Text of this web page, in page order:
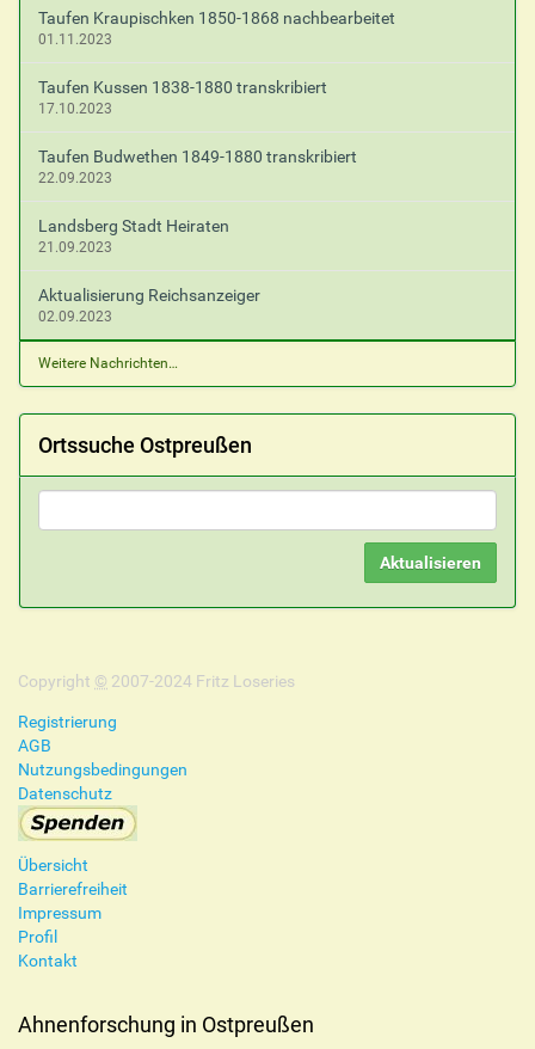
Taufen Kraupischken 1850-1868 nachbearbeitet
01.11.2023
Taufen Kussen 1838-1880 transkribiert
17.10.2023
Taufen Budwethen 1849-1880 transkribiert
22.09.2023
Landsberg Stadt Heiraten
21.09.2023
Aktualisierung Reichsanzeiger
02.09.2023
Weitere Nachrichten…
Ortssuche Ostpreußen
Copyright © 2007-2024 Fritz Loseries
Registrierung
AGB
Nutzungsbedingungen
Datenschutz
Übersicht
Barrierefreiheit
Impressum
Profil
Kontakt
Ahnenforschung in Ostpreußen